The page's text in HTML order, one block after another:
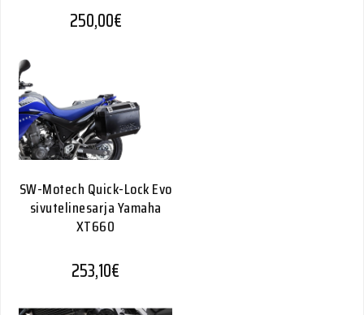
250,00€
SW-Motech Quick-Lock Evo
sivutelinesarja Yamaha
XT660
253,10€